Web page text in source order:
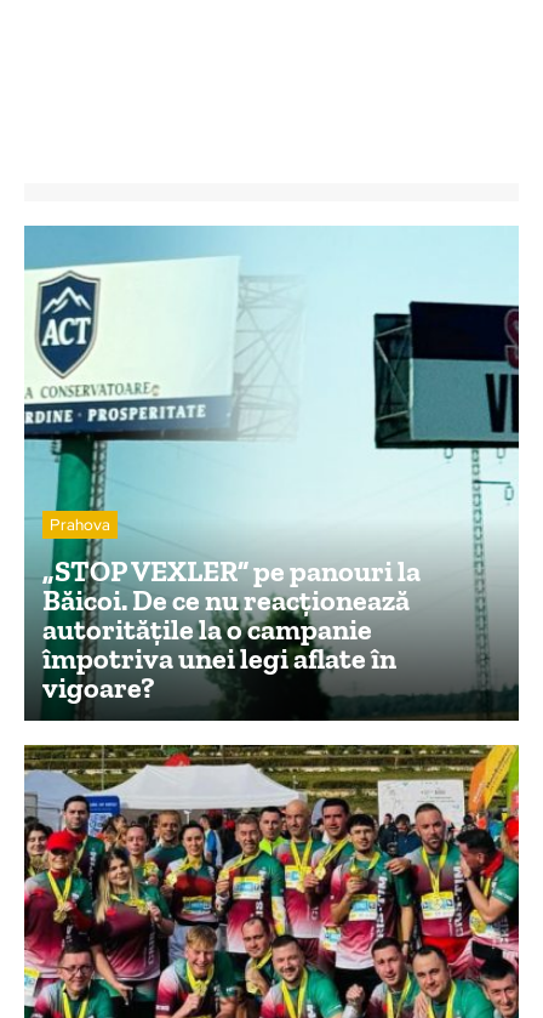
Prahova
„STOP VEXLER” pe panouri la
Băicoi. De ce nu reacționează
autoritățile la o campanie
împotriva unei legi aflate în
vigoare?